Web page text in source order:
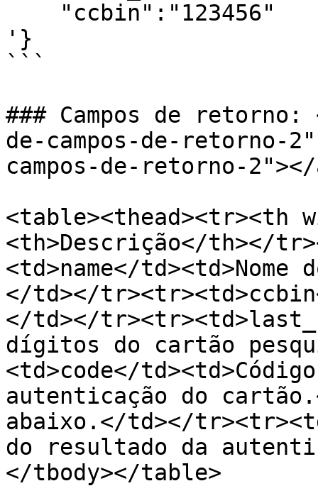
'}
```
### Campos de
de-campos-de-retorno-
campos-de-retorno-2"></
<table><thead><tr><th
<th>Descrição</th></
<td>name</
</td></
</td></
dígitos do cartão
<td>code</
autenticação do
abaixo.</td></
do resultado da
</tbody></table>